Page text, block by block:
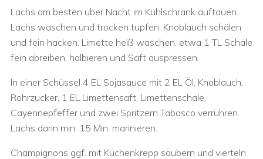
Lachs am besten über Nacht im Kühlschrank auftauen.
Lachs waschen und trocken tupfen. Knoblauch schälen
und fein hacken. Limette heiß waschen, etwa 1 TL Schale
fein abreiben, halbieren und Saft auspressen.
In einer Schüssel 4 EL Sojasauce mit 2 EL Öl, Knoblauch,
Rohrzucker, 1 EL Limettensaft, Limettenschale,
Cayennepfeffer und zwei Spritzern Tabasco verrühren.
Lachs darin min. 15 Min. marinieren.
Champignons ggf. mit Küchenkrepp säubern und vierteln.